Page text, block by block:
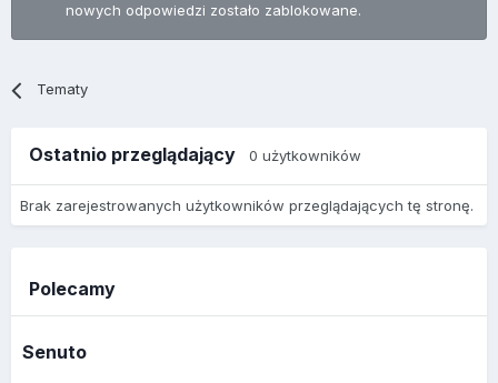
nowych odpowiedzi zostało zablokowane.
Tematy
Ostatnio przeglądający 0 użytkowników
Brak zarejestrowanych użytkowników przeglądających tę stronę.
Polecamy
Senuto